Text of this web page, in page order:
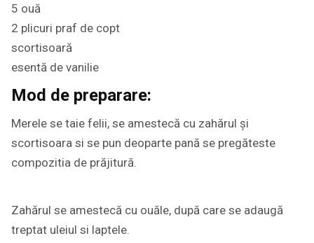
5 ouă
2 plicuri praf de copt
scortisoară
esentă de vanilie
Mod de preparare:
Merele se taie felii, se amestecă cu zahărul și
scortisoara si se pun deoparte pană se pregăteste
compozitia de prăjitură.
Zahărul se amestecă cu ouăle, după care se adaugă
treptat uleiul si laptele.